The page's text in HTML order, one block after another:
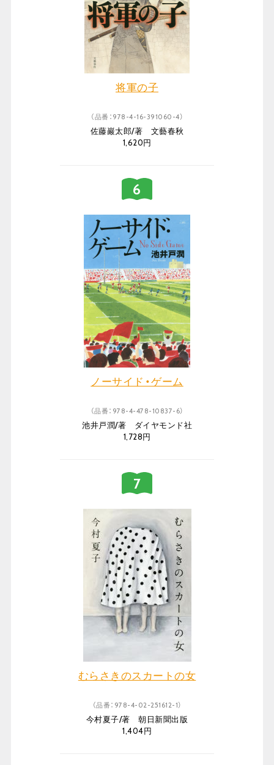
将軍の子
（品番：978-4-16-391060-4）
佐藤巖太郎/著 文藝春秋
1,620円
ノーサイド・ゲーム
（品番：978-4-478-10837-6）
池井戸潤/著 ダイヤモンド社
1,728円
むらさきのスカートの女
（品番：978-4-02-251612-1）
今村夏子/著 朝日新聞出版
1,404円